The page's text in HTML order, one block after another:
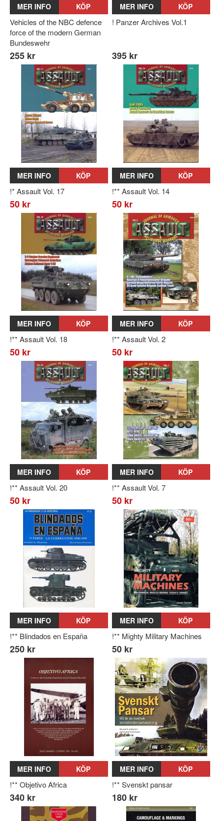
MER INFO KÖP
Vehicles of the NBC defence
force of the modern German
Bundeswehr
255 kr
MER INFO KÖP
! Panzer Archives Vol.1
395 kr
MER INFO KÖP
!* Assault Vol. 17
50 kr
MER INFO KÖP
!** Assault Vol. 14
50 kr
MER INFO KÖP
!** Assault Vol. 18
50 kr
MER INFO KÖP
!** Assault Vol. 2
50 kr
MER INFO KÖP
!** Assault Vol. 20
50 kr
MER INFO KÖP
!** Assault Vol. 7
50 kr
MER INFO KÖP
!** Blindados en España
250 kr
MER INFO KÖP
!** Mighty Military Machines
50 kr
MER INFO KÖP
!** Objetivo Africa
340 kr
MER INFO KÖP
!** Svenskt pansar
180 kr